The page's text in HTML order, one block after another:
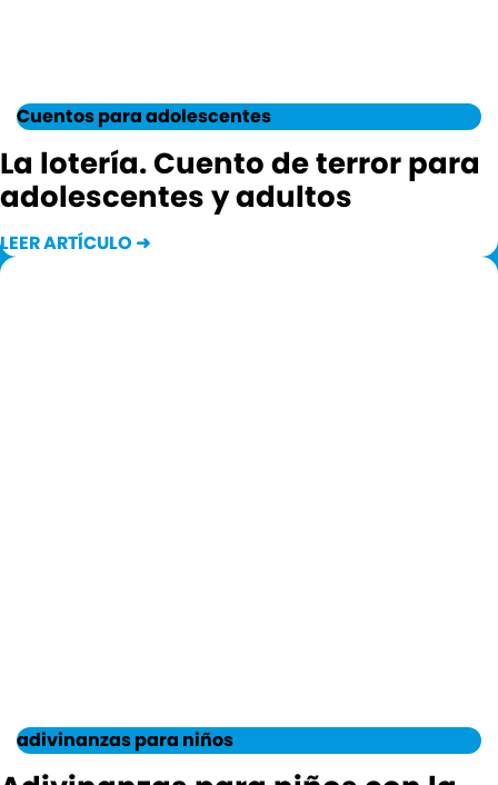
Cuentos para adolescentes
La lotería. Cuento de terror para
adolescentes y adultos
LEER ARTÍCULO ➜
adivinanzas para niños